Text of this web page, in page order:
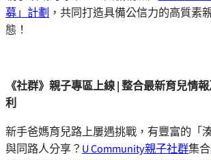
募」計劃 ，共同打造具備公信力的高質素
態！
《社群》親子專區上線 | 整合最新育兒情
利
新手爸媽育兒路上屢遇挑戰，有豐富的「
與同路人分享？ U Community親子社群集